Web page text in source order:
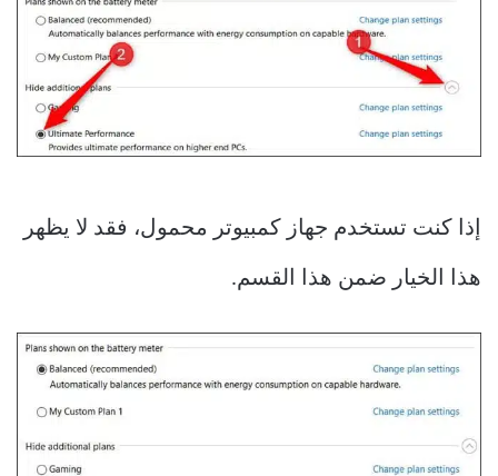
إذا كنت تستخدم جهاز كمبيوتر محمول، فقد لا يظهر
هذا الخيار ضمن هذا القسم.